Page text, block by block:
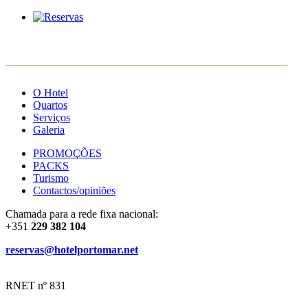
O Hotel
Quartos
Serviços
Galeria
PROMOÇÕES
PACKS
Turismo
Contactos/opiniões
Chamada para a rede fixa nacional:
+351 229 382 104
reservas@hotelportomar.net
RNET nº 831